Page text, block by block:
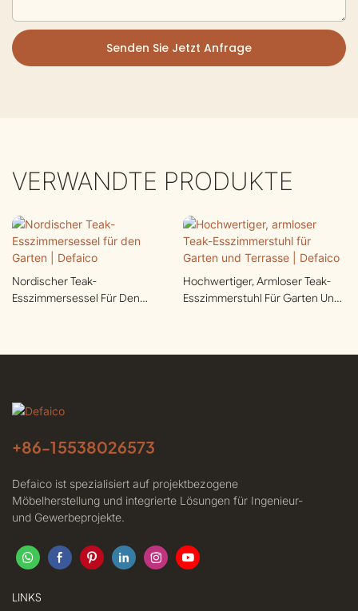
Senden Sie Jetzt Anfrage
VERWANDTE PRODUKTE
Nordischer Teak-
Esszimmersessel Für Den
Hochwertiger, Armloser Teak-
Esszimmerstuhl Für Garten Und
+86-15538026573
Defaico ist spezialisiert auf projektbezogene
Möbelherstellung und integrierte Lösungen für Ingenieur-
und Gewerbeprojekte.
LINKS